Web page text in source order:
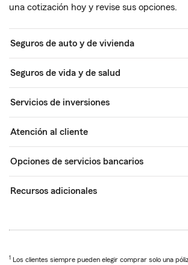
una cotización hoy y revise sus opciones.
Seguros de auto y de vivienda
Seguros de vida y de salud
Servicios de inversiones
Atención al cliente
Opciones de servicios bancarios
Recursos adicionales
1 Los clientes siempre pueden elegir comprar solo una